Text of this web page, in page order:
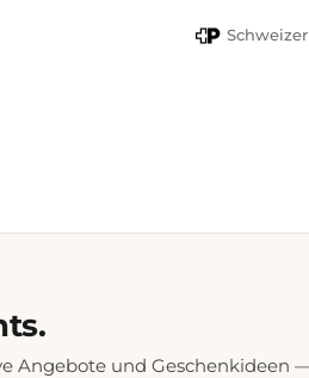
Angebote und Geschenkideen